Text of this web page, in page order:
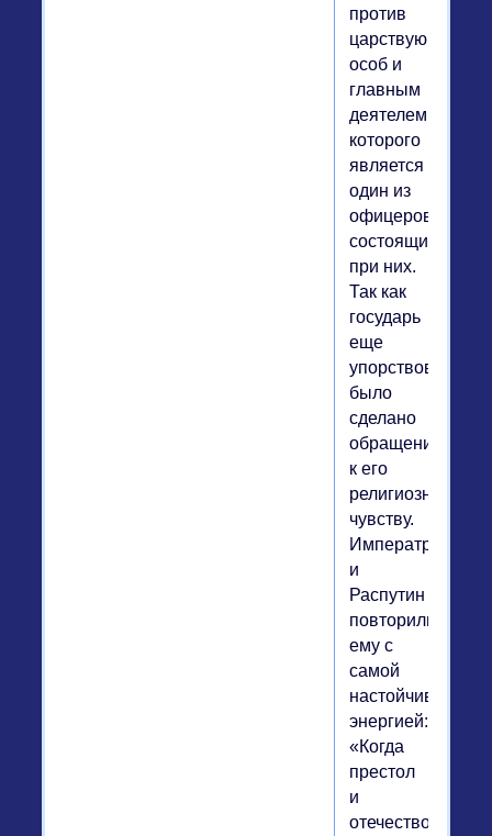
против
царствующих
особ и
главным
деятелем
которого
является
один из
офицеров,
состоящих
при них.
Так как
государь
еще
упорствовал,
было
сделано
обращение
к его
религиозному
чувству.
Императрица
и
Распутин
повторили
ему с
самой
настойчивой
энергией:
«Когда
престол
и
отечество